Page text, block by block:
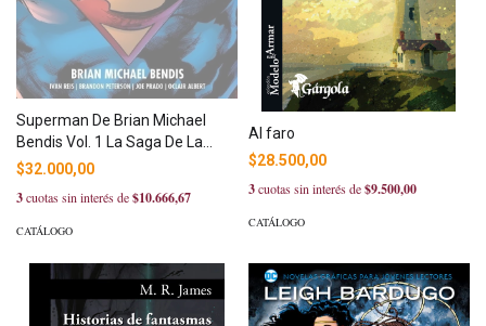
Superman De Brian Michael
Bendis Vol. 1 La Saga De La
Unidad
$32.000,00
3cuotas sin interés de$10.666,67
CATÁLOGO
Al faro
$28.500,00
3cuotas sin interés de$9.500,00
CATÁLOGO